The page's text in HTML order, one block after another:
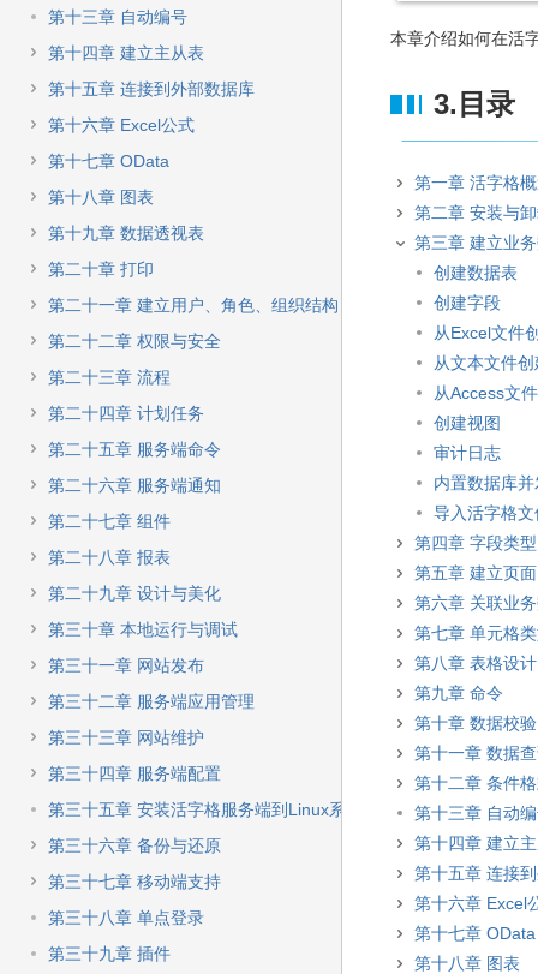
第十三章 自动编号
第十四章 建立主从表
第十五章 连接到外部数据库
第十六章 Excel公式
第十七章 OData
第十八章 图表
第十九章 数据透视表
第二十章 打印
第二十一章 建立用户、角色、组织结构
第二十二章 权限与安全
第二十三章 流程
第二十四章 计划任务
第二十五章 服务端命令
第二十六章 服务端通知
第二十七章 组件
第二十八章 报表
第二十九章 设计与美化
第三十章 本地运行与调试
第三十一章 网站发布
第三十二章 服务端应用管理
第三十三章 网站维护
第三十四章 服务端配置
第三十五章 安装活字格服务端到Linux系统
第三十六章 备份与还原
第三十七章 移动端支持
第三十八章 单点登录
第三十九章 插件
本章介绍如何在活
3.目录
第一章 活字格
第二章 安装与
第三章 建立业
创建数据表
创建字段
从Excel文件
从文本文件
从Access文
创建视图
审计日志
内置数据库
导入活字格文
第四章 字段类型
第五章 建立页面
第六章 关联业
第七章 单元格
第八章 表格设计
第九章 命令
第十章 数据校验
第十一章 数据
第十二章 条件
第十三章 自动
第十四章 建立
第十五章 连接
第十六章 Excel
第十七章 OData
第十八章 图表